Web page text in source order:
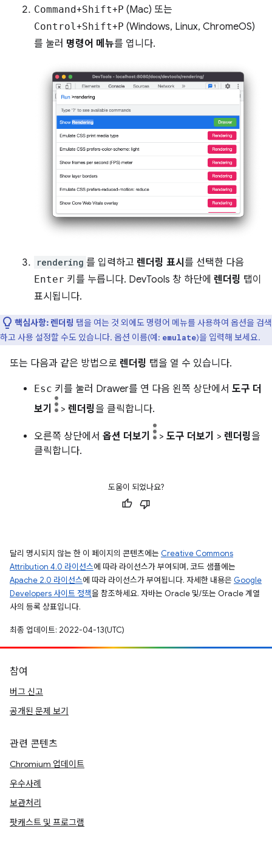
Command+Shift+P (Mac) 또는
Control+Shift+P (Windows, Linux, ChromeOS)
를 눌러 명령어 메뉴를 엽니다.
rendering 를 입력하고 렌더링 표시 를 선택한 다음
Enter 키를 누릅니다. DevTools 창 하단에 렌더링 탭이
표시됩니다.
핵심사항: 렌더링 탭을 여는 것 외에도 명령어 메뉴를 사용하여 옵션을 검색
하고 사용 설정할 수도 있습니다. 옵션 이름(예: emulate)을 입력해 보세요.
또는 다음과 같은 방법으로 렌더링 탭을 열 수 있습니다.
Esc 키를 눌러 Drawer를 연 다음 왼쪽 상단에서 도구 더
보기
> 렌더링을 클릭합니다.
오른쪽 상단에서 옵션 더보기 > 도구 더보기 > 렌더링을
클릭합니다.
도움이 되었나요?
달리 명시되지 않는 한 이 페이지의 콘텐츠에는 Creative Commons
Attribution 4.0 라이선스에 따라 라이선스가 부여되며, 코드 샘플에는
Apache 2.0 라이선스에 따라 라이선스가 부여됩니다. 자세한 내용은 Google
Developers 사이트 정책을 참조하세요. 자바는 Oracle 및/또는 Oracle 계열
사의 등록 상표입니다.
최종 업데이트: 2022-04-13(UTC)
참여
버그 신고
공개된 문제 보기
관련 콘텐츠
Chromium 업데이트
우수사례
보관처리
팟캐스트 및 프로그램